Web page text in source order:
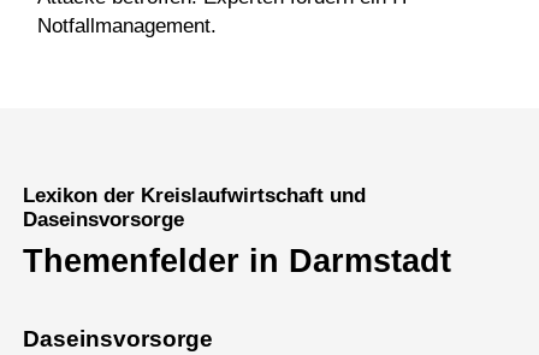
Notfallmanagement.
Lexikon der Kreislaufwirtschaft und
Daseinsvorsorge
Themenfelder in Darmstadt
Daseinsvorsorge